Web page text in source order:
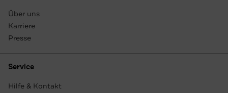
Über uns
Karriere
Presse
Service
Hilfe & Kontakt